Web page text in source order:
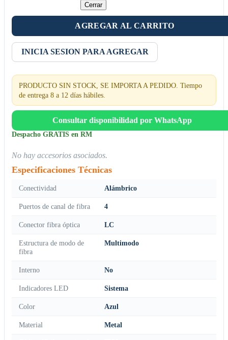
Cerrar
AGREGAR AL CARRITO
INICIA SESION PARA AGREGAR
PRODUCTO SIN STOCK, SE IMPORTA A PEDIDO. Tiempo
de entrega 8 a 12 días hábiles.
Consultar disponibilidad por WhatsApp
Despacho GRATIS en RM
No hay accesorios asociados.
Especificaciones Técnicas
Conectividad Alámbrico
Puertos de canal de fibra 4
Conector fibra óptica LC
Estructura de modo de
fibra
Multimodo
Interno No
Indicadores LED Sistema
Color Azul
Material Metal